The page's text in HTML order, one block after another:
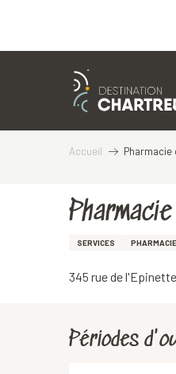
Accueil Pharmacie
SERVICES PHARMACIE
345 rue de
Périodes